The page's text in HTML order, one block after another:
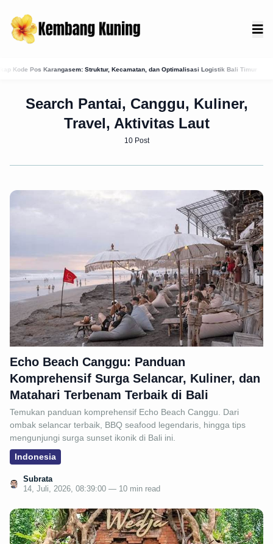
Kecamatan, dan Optimalisasi Logistik Bali Timur Menguak Jejak Kuno: Asal-
Search Pantai, Canggu, Kuliner,
Travel, Aktivitas Laut
10 Post
Echo Beach Canggu: Panduan
Komprehensif Surga Selancar, Kuliner, dan
Matahari Terbenam Terbaik di Bali
Temukan panduan komprehensif Echo Beach Canggu. Dari
ombak selancar terbaik, BBQ seafood legendaris, hingga tips
mengunjungi surga sunset ikonik di Bali ini.
Indonesia
Subrata
14, Juli, 2026, 08:39:00 — 10 min read